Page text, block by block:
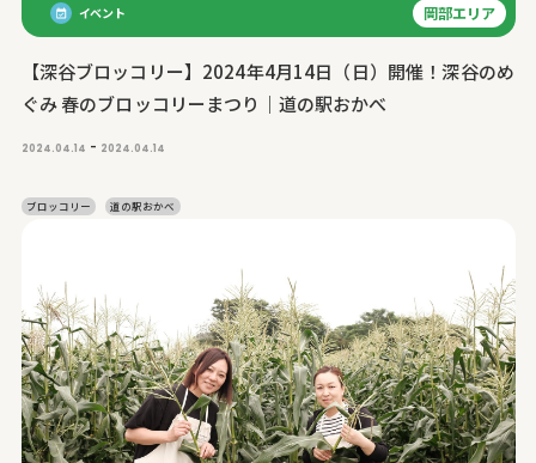
イベント 岡部エリア
【深谷ブロッコリー】2024年4月14日（日）開催！深谷のめ
ぐみ 春のブロッコリーまつり｜道の駅おかべ
2024.04.14 - 2024.04.14
ブロッコリー 道の駅おかべ